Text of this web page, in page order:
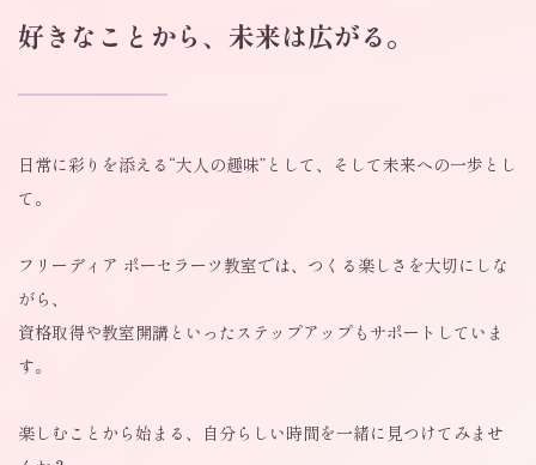
好きなことから、未来は広がる。
日常に彩りを添える“大人の趣味”として、そして未来への一歩とし
て。
フリーディア ポーセラーツ教室では、つくる楽しさを大切にしな
がら、
資格取得や教室開講といったステップアップもサポートしていま
す。
楽しむことから始まる、自分らしい時間を一緒に見つけてみませ